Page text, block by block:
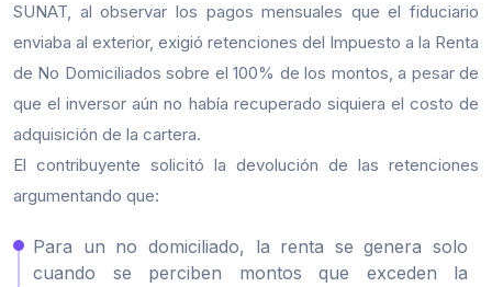
SUNAT, al observar los pagos mensuales que el fiduciario
enviaba al exterior, exigió retenciones del Impuesto a la Renta
de No Domiciliados sobre el 100% de los montos, a pesar de
que el inversor aún no había recuperado siquiera el costo de
adquisición de la cartera.
El contribuyente solicitó la devolución de las retenciones
argumentando que:
Para un no domiciliado, la renta se genera solo
cuando se perciben montos que exceden la